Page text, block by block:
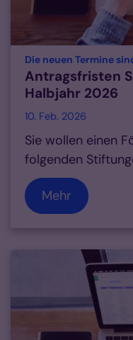
Die neuen Termine
Antragsfristen
Halbjahr 2026
10. Feb. 2026
Sie wollen einen
folgenden
Mehr